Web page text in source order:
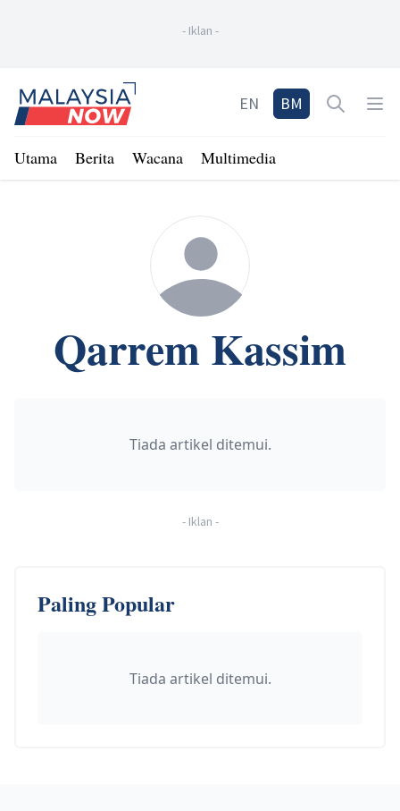
- Iklan -
Home
EN BM Open
Utama Berita Wacana Multimedia
Qarrem Kassim
Tiada artikel ditemui.
- Iklan -
Paling Popular
Tiada artikel ditemui.